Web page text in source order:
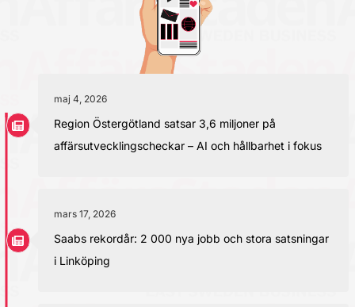
maj 4, 2026
Region Östergötland satsar 3,6 miljoner på
affärsutvecklingscheckar – AI och hållbarhet i fokus
mars 17, 2026
Saabs rekordår: 2 000 nya jobb och stora satsningar
i Linköping